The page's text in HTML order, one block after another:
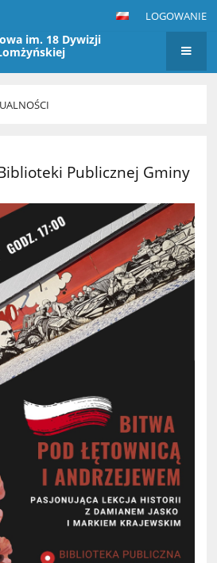
LOGOWANIE
im. 18 Dywizji
Publicznej Gminy